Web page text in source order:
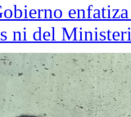
ni del